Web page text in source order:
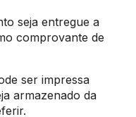
seja entregue a
comprovante de
ser impressa
armazenado da